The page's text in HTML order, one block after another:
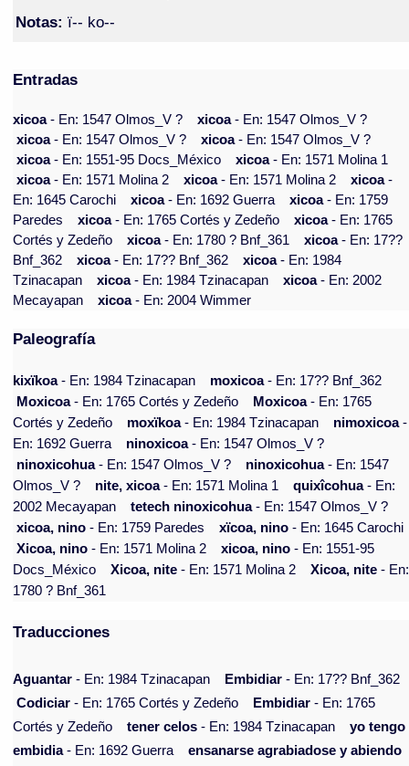
Notas: ï-- ko--
Entradas
xicoa- En: 1547 Olmos_V ? xicoa- En: 1547 Olmos_V ?
xicoa- En: 1547 Olmos_V ? xicoa- En: 1547 Olmos_V ?
xicoa- En: 1551-95 Docs_México xicoa- En: 1571 Molina 1
xicoa- En: 1571 Molina 2 xicoa- En: 1571 Molina 2 xicoa-
En: 1645 Carochi
xicoa- En: 1692 Guerra xicoa- En: 1759
Paredes
xicoa- En: 1765 Cortés y Zedeño xicoa- En: 1765
Cortés y Zedeño
xicoa- En: 1780 ? Bnf_361 xicoa- En: 17??
Bnf_362
xicoa- En: 17?? Bnf_362 xicoa- En: 1984
Tzinacapan
xicoa- En: 1984 Tzinacapan xicoa- En: 2002
Mecayapan
xicoa- En: 2004 Wimmer
Paleografía
kixïkoa- En: 1984 Tzinacapan moxicoa- En: 17?? Bnf_362
Moxicoa- En: 1765 Cortés y Zedeño Moxicoa- En: 1765
Cortés y Zedeño
moxïkoa- En: 1984 Tzinacapan nimoxicoa-
En: 1692 Guerra
ninoxicoa- En: 1547 Olmos_V ?
ninoxicohua- En: 1547 Olmos_V ? ninoxicohua- En: 1547
Olmos_V ?
nite, xicoa- En: 1571 Molina 1 quixîcohua- En:
2002 Mecayapan
tetech ninoxicohua- En: 1547 Olmos_V ?
xicoa, nino - En: 1759 Paredes xïcoa, nino - En: 1645 Carochi
Xicoa, nino - En: 1571 Molina 2 xicoa, nino - En: 1551-95
Docs_México
Xicoa, nite - En: 1571 Molina 2 Xicoa, nite - En:
1780 ? Bnf_361
Traducciones
Aguantar - En: 1984 Tzinacapan Embidiar - En: 17?? Bnf_362
Codiciar - En: 1765 Cortés y Zedeño Embidiar - En: 1765
Cortés y Zedeño
tener celos - En: 1984 Tzinacapan
yo tengo
embidia- En: 1692 Guerra
ensanarse agrabiadose y abiendo